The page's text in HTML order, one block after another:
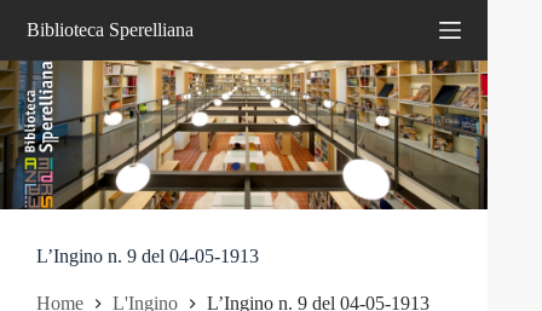
Biblioteca Sperelliana
L’Ingino n. 9 del 04-05-1913
Home L'Ingino L’Ingino n. 9 del 04-05-1913